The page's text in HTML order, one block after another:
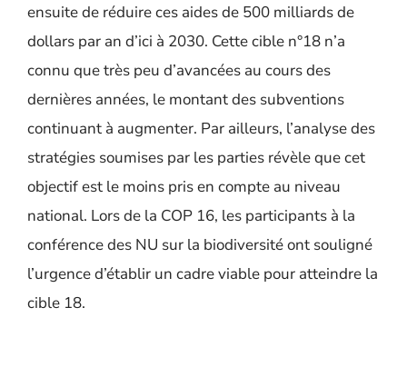
ensuite de réduire ces aides de 500 milliards de
dollars par an d’ici à 2030. Cette cible n°18 n’a
connu que très peu d’avancées au cours des
dernières années, le montant des subventions
continuant à augmenter. Par ailleurs, l’analyse des
stratégies soumises par les parties révèle que cet
objectif est le moins pris en compte au niveau
national. Lors de la COP 16, les participants à la
conférence des NU sur la biodiversité ont souligné
l’urgence d’établir un cadre viable pour atteindre la
cible 18.